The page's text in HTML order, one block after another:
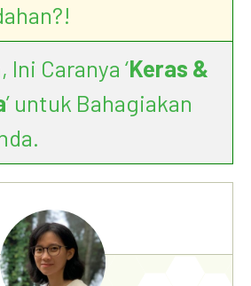
Ini Caranya ‘Keras &
’ untuk Bahagiakan